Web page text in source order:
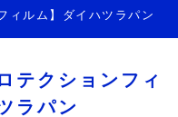
ィルム】ダイハツラパン
テクションフィ
ラパン